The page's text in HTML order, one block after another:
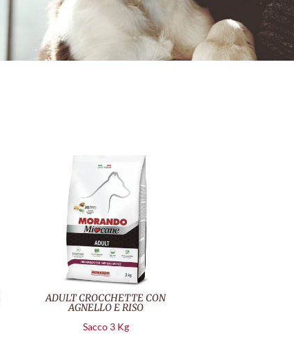
ADULT CROCCHETTE CON
AGNELLO E RISO
Sacco 3 Kg